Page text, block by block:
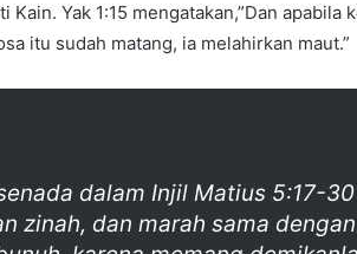
Kain. Yak 1:15 mengatakan,”Dan
itu sudah matang, ia melahirkan maut.”
dalam Injil Matius 5:17-
zinah, dan marah sama